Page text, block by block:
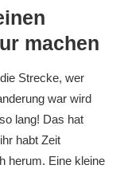
machen
Strecke, wer
war wird
lang! Das hat
habt Zeit
herum. Eine kleine